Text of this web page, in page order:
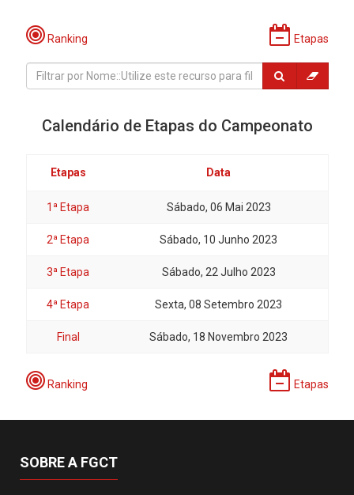
Ranking Etapas
Calendário de Etapas do Campeonato
Etapas Data
1ª Etapa Sábado, 06 Mai 2023
2ª Etapa Sábado, 10 Junho 2023
3ª Etapa Sábado, 22 Julho 2023
4ª Etapa Sexta, 08 Setembro 2023
Final Sábado, 18 Novembro 2023
Ranking Etapas
SOBRE A FGCT